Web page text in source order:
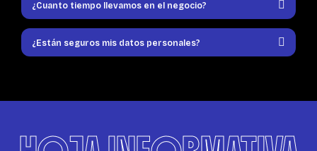
¿Cuanto tiempo llevamos en el negocio?
¿Están seguros mis datos personales?